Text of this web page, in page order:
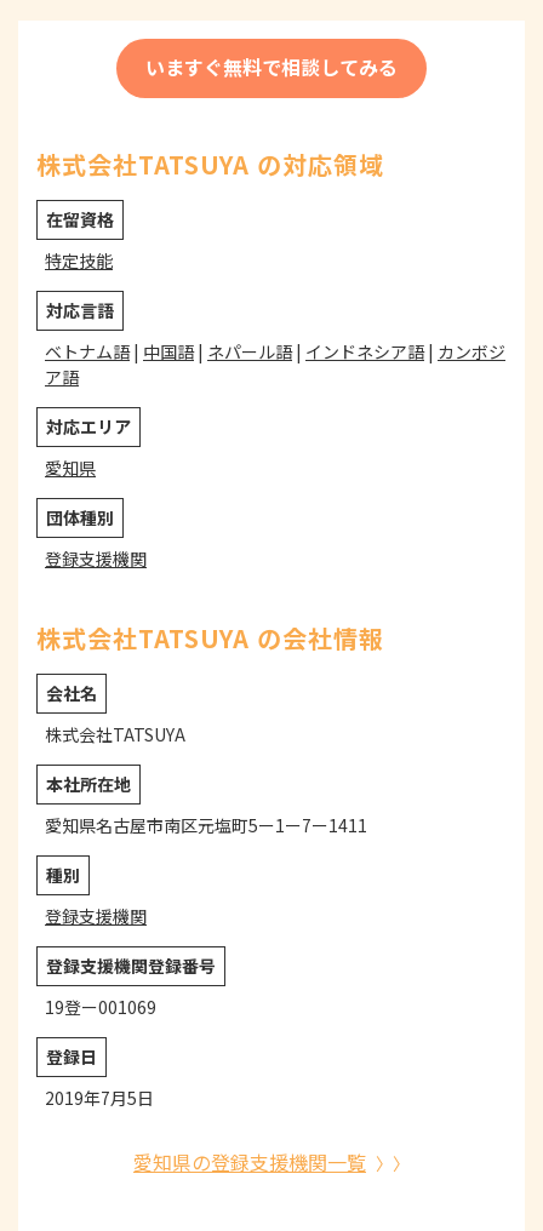
いますぐ無料で相談してみる
株式会社TATSUYA の対応領域
在留資格
特定技能
対応言語
ベトナム語| 中国語| ネパール語| インドネシア語| カンボジ
ア語
対応エリア
愛知県
団体種別
登録支援機関
株式会社TATSUYA の会社情報
会社名
株式会社TATSUYA
本社所在地
愛知県名古屋市南区元塩町5ー1ー7ー1411
種別
登録支援機関
登録支援機関登録番号
19登ー001069
登録日
2019年7月5日
愛知県の登録支援機関一覧